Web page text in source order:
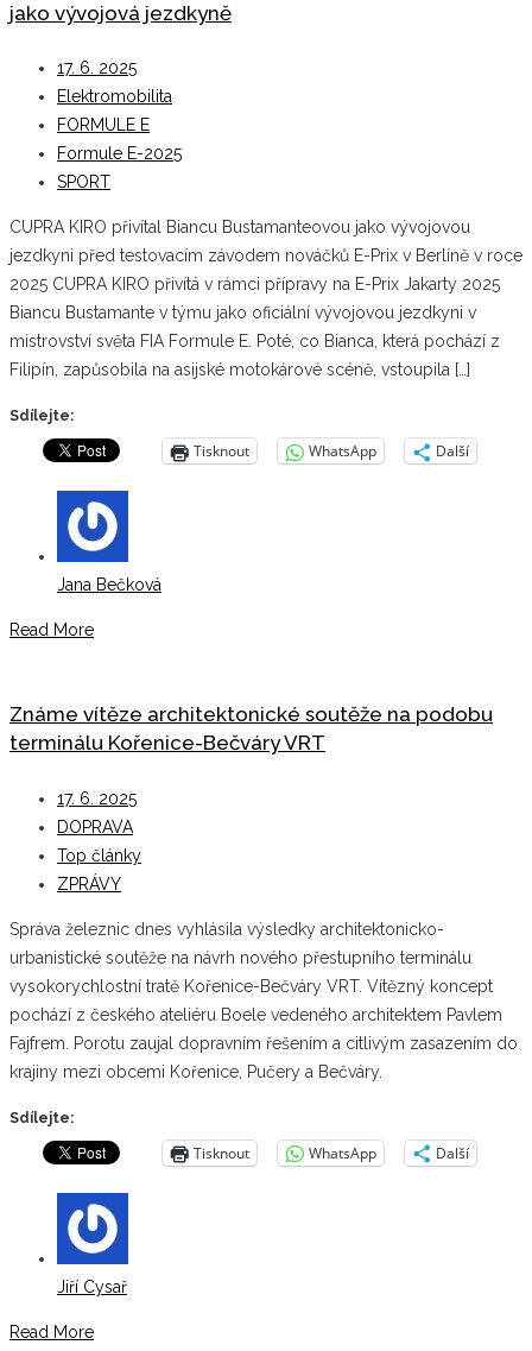
jako vývojová jezdkyně
17. 6. 2025
Elektromobilita
FORMULE E
Formule E-2025
SPORT
CUPRA KIRO přivítal Biancu Bustamanteovou jako vývojovou
jezdkyni před testovacím závodem nováčků E-Prix v Berlíně v roce
2025 CUPRA KIRO přivítá v rámci přípravy na E-Prix Jakarty 2025
Biancu Bustamante v týmu jako oficiální vývojovou jezdkyni v
mistrovství světa FIA Formule E. Poté, co Bianca, která pochází z
Filipín, zapůsobila na asijské motokárové scéně, vstoupila […]
Sdílejte:
Tisknout WhatsApp Další
Jana Bečková
Read More
Známe vítěze architektonické soutěže na podobu
terminálu Kořenice-Bečváry VRT
17. 6. 2025
DOPRAVA
Top články
ZPRÁVY
Správa železnic dnes vyhlásila výsledky architektonicko-
urbanistické soutěže na návrh nového přestupního terminálu
vysokorychlostní tratě Kořenice-Bečváry VRT. Vítězný koncept
pochází z českého ateliéru Boele vedeného architektem Pavlem
Fajfrem. Porotu zaujal dopravním řešením a citlivým zasazením do
krajiny mezi obcemi Kořenice, Pučery a Bečváry.
Sdílejte:
Tisknout WhatsApp Další
Jiří Cysař
Read More